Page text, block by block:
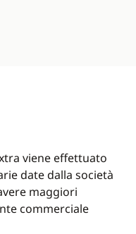
viene effettuato
date dalla società
maggiori
commerciale